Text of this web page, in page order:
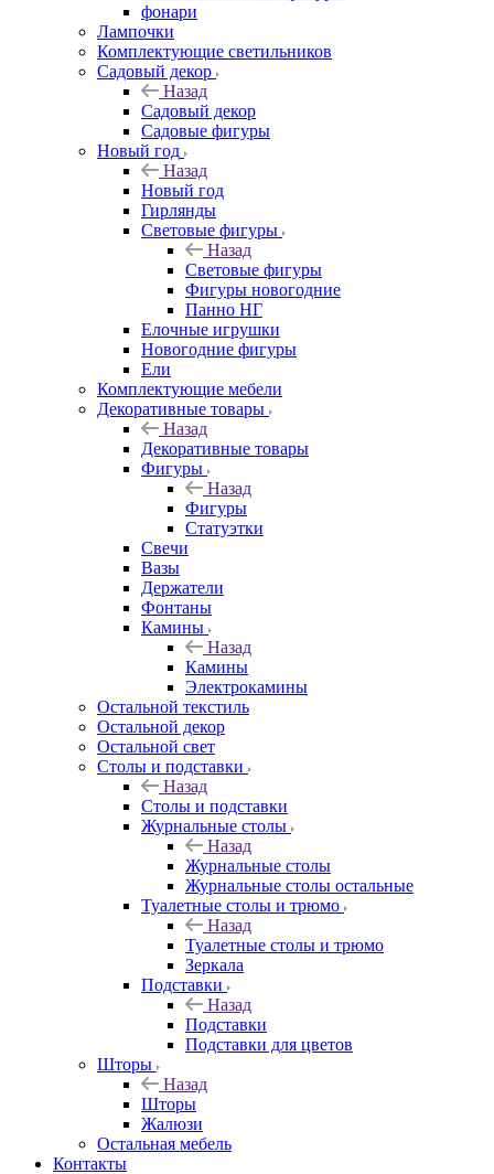
фонари
Лампочки
Комплектующие светильников
Садовый декор
Назад
Садовый декор
Садовые фигуры
Новый год
Назад
Новый год
Гирлянды
Световые фигуры
Назад
Световые фигуры
Фигуры новогодние
Панно НГ
Елочные игрушки
Новогодние фигуры
Ели
Комплектующие мебели
Декоративные товары
Назад
Декоративные товары
Фигуры
Назад
Фигуры
Статуэтки
Свечи
Вазы
Держатели
Фонтаны
Камины
Назад
Камины
Электрокамины
Остальной текстиль
Остальной декор
Остальной свет
Столы и подставки
Назад
Столы и подставки
Журнальные столы
Назад
Журнальные столы
Журнальные столы остальные
Туалетные столы и трюмо
Назад
Туалетные столы и трюмо
Зеркала
Подставки
Назад
Подставки
Подставки для цветов
Шторы
Назад
Шторы
Жалюзи
Остальная мебель
Контакты